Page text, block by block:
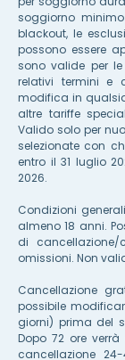
soggiorno
blackout, le
possono essere
sono valide per
relativi termini e
modifica in
altre tariffe
Valido solo per
selezionate con
entro il 31 luglio
2026.
Condizioni
almeno 18 anni.
di
omissioni. Non
Cancellazione
possibile
giorni) prima del
Dopo 72 ore
cancellazione